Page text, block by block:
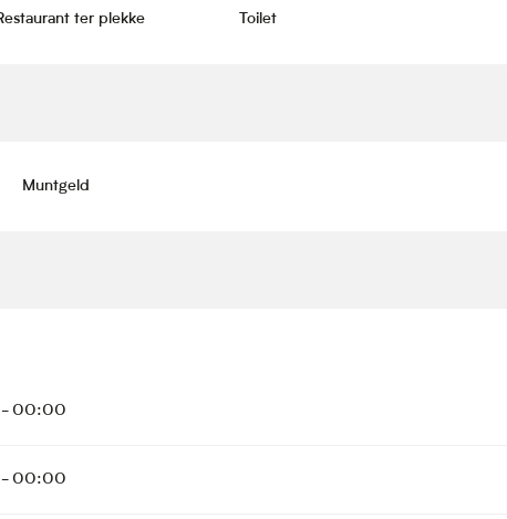
ter plekke Toilet
Muntgeld
00:00
00:00